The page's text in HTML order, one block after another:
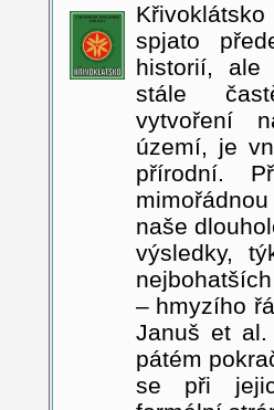
spjato
historií,
stále
vytvoření
území, je
přírodní.
naše
výsledky,
– hmyzího
Januš et al.
pátém
se při